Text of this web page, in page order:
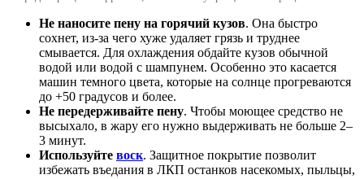
Не наносите пену на горячий кузов. Она быстро
сохнет, из-за чего хуже удаляет грязь и труднее
смывается. Для охлаждения обдайте кузов обычной
водой или водой с шампунем. Особенно это касается
машин темного цвета, которые на солнце прогреваются
до +50 градусов и более.
Не передерживайте пену. Чтобы моющее средство не
высыхало, в жару его нужно выдерживать не больше 2–
3 минут.
Используйте воск. Защитное покрытие позволит
избежать въедания в ЛКП останков насекомых, пыльцы,